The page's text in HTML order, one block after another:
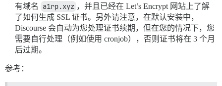
有域名
a1rp.xyz ，并且已经在 Let’s Encrypt 网站上了解
了如何生成 SSL 证书。另外请注意，在默认安装中，
Discourse 会自动为您处理证书续期，但在您的情况下，您
需要自行处理（例如使用 cronjob），否则证书将在 3 个月
后过期。
参考：